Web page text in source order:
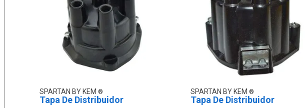
SPARTAN BY KEM
Tapa De Distribuidor
SPARTAN BY KEM
Tapa De Distribuidor